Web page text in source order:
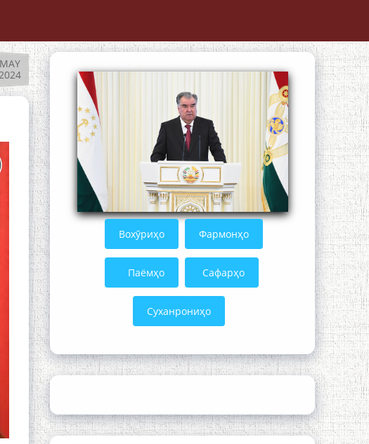
MAY
2024
Вохӯриҳо Фармонҳо
Паёмҳо Сафарҳо
Суханрониҳо
Устод Мумин Қаноат (Ustod Mumin
Qanoat) and Master Mehryar
Mehrafarin about the conflict of the
name of the Persian Gulf
Сайри Дарвоз бо Мӯъмин Қаноат:
Чанор ҳам "гап" мезанад
МАОРИФИ КИШВАР АЗ ҶОНИБИ
ОЛИМОНИ АКАДЕМИЯИ МИЛЛИИ